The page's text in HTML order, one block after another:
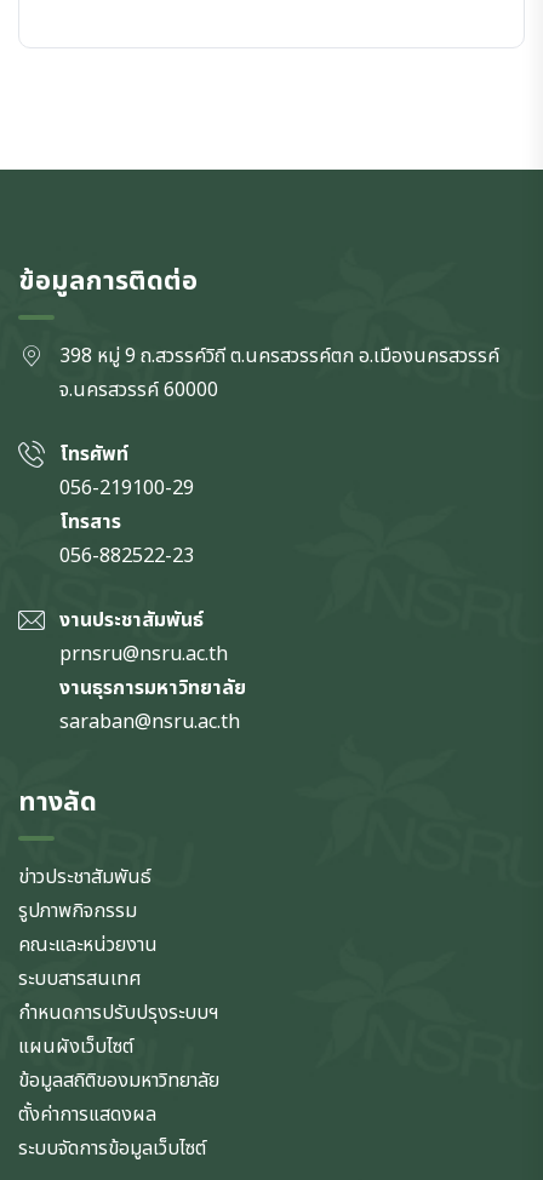
ข้อมูลการติดต่อ
398 หมู่ 9 ถ.สวรรค์วิถี ต.นครสวรรค์ตก อ.เมืองนครสวรรค์
จ.นครสวรรค์60000
โทรศัพท์
056-219100-29
โทรสาร
056-882522-23
งานประชาสัมพันธ์
prnsru@nsru.ac.th
งานธุรการมหาวิทยาลัย
saraban@nsru.ac.th
ทางลัด
ข่าวประชาสัมพันธ์
รูปภาพกิจกรรม
คณะและหน่วยงาน
ระบบสารสนเทศ
กำหนดการปรับปรุงระบบฯ
แผนผังเว็บไซต์
ข้อมูลสถิติของมหาวิทยาลัย
ตั้งค่าการแสดงผล
ระบบจัดการข้อมูลเว็บไซต์